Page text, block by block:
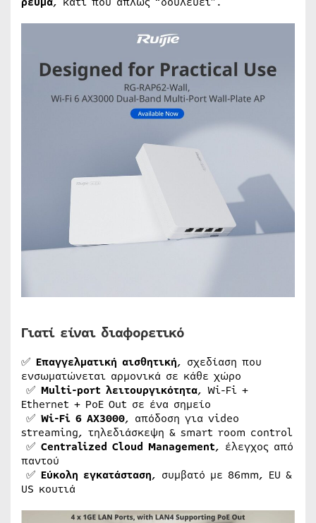
Γιατί είναι διαφορετικό
✅ Επαγγελματική αισθητική, σχεδίαση που
ενσωματώνεται αρμονικά σε κάθε χώρο
✅ Multi-port λειτουργικότητα, Wi-Fi +
Ethernet + PoE Out σε ένα σημείο
✅ Wi-Fi 6 AX3000, απόδοση για video
streaming, τηλεδιάσκεψη & smart room control
✅ Centralized Cloud Management, έλεγχος από
παντού
✅ Εύκολη εγκατάσταση, συμβατό με 86mm, EU &
US κουτιά